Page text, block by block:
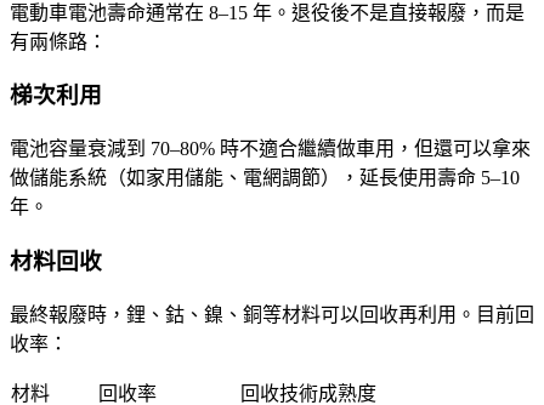
電動車電池壽命通常在 8–15 年。退役後不是直接報廢，而是
有兩條路：
梯次利用
電池容量衰減到 70–80% 時不適合繼續做車用，但還可以拿來
做儲能系統（如家用儲能、電網調節），延長使用壽命 5–10
年。
材料回收
最終報廢時，鋰、鈷、鎳、銅等材料可以回收再利用。目前回
收率：
材料 回收率
回收技術成熟度